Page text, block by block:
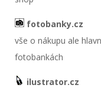
fotobanky.cz
vše o nákupu ale
fotobankách
ilustrator.cz